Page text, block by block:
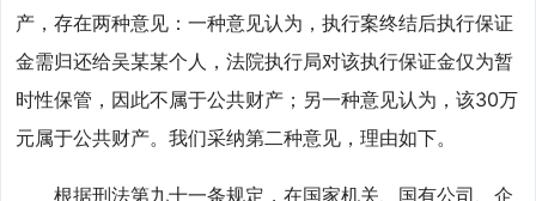
产，存在两种意见：一种意见认为，执行案终结后执行保证
金需归还给吴某某个人，法院执行局对该执行保证金仅为暂
时性保管，因此不属于公共财产；另一种意见认为，该30万
元属于公共财产。我们采纳第二种意见，理由如下。
根据刑法第九十一条规定，在国家机关、国有公司、企